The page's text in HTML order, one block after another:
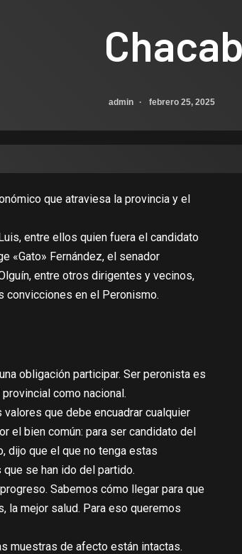
admin febrero 25, 2025
que atraviesa la provincia y el
entre ellos quien fuera el candidato
«Gato» Fernández, el senador
entre otros dirigentes y vecinos,
convicciones en el Peronismo.
obligación participar. Ser peronista es
como nacional.
que debe encuadrar cualquier
el bien común: para ser candidato del
dijo que el que no tenga estas
se han ido del partido.
Sabemos cómo llegar para que
la mejor salud. Para eso queremos
muestras de afecto están intactas.